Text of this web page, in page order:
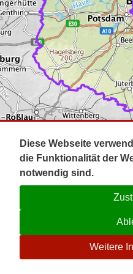
Impressum
Kontakt
Diese Webseite
die Funktionalität der
notwendig sind.
Weitere